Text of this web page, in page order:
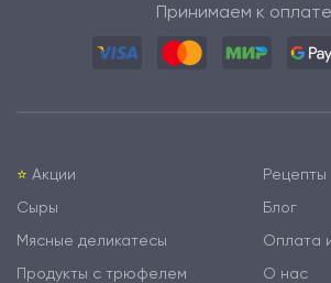
Принимаем к
⭐️ Акции
Сыры
Мясные деликатесы
Продукты с трюфелем
Рецепты
Блог
Оплата
О нас